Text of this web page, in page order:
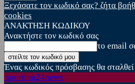
Ξεχάσατε τον κωδικό σας? ζήτα
cookies
ΑΝΑΚΤΗΣΗ ΚΩΔΙΚΟΥ
Ανακτήστε τον κωδικό σας
το email
Ένας κωδικός πρόσβασης θα
sporting24news